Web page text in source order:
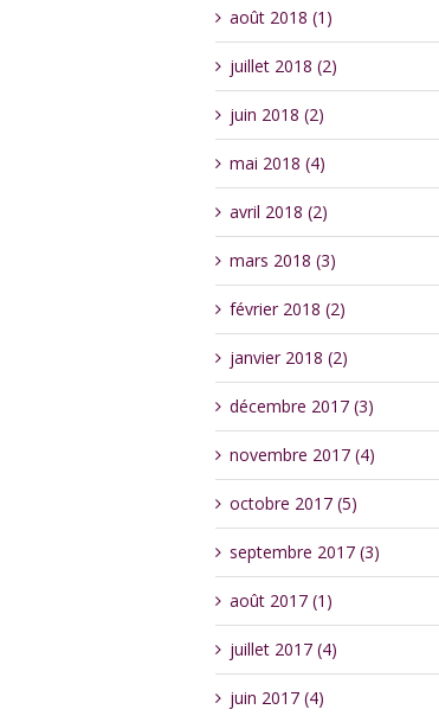
août 2018 (1)
juillet 2018 (2)
juin 2018 (2)
mai 2018 (4)
avril 2018 (2)
mars 2018 (3)
février 2018 (2)
janvier 2018 (2)
décembre 2017 (3)
novembre 2017 (4)
octobre 2017 (5)
septembre 2017 (3)
août 2017 (1)
juillet 2017 (4)
juin 2017 (4)